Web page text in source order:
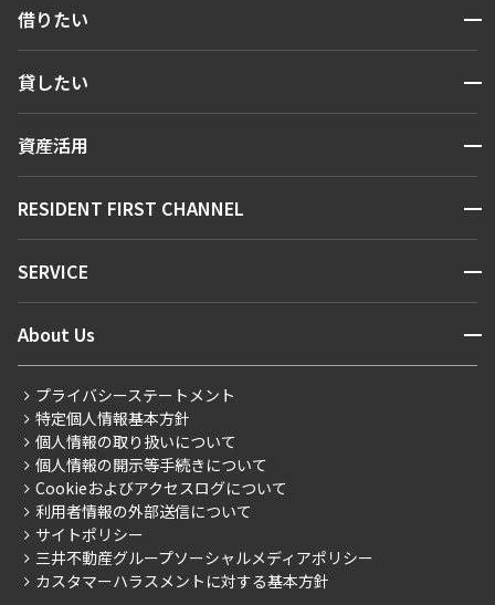
借りたい 開閉
人気エリアから探す
新着情報から探す
新着募集情報
こだわりから探す
こだわり一覧
プレミアムマンション
新築
当社限定（港区・渋谷区）
当社限定（港区・渋谷区以外）
三井不動産企画
貸したい 開閉
お問い合わせ
資産活用 開閉
お問い合わせ
RESIDENT FIRST CHANNEL 開閉
マンションレポート
住まいのコラム
SERVICE 開閉
会員ページ
ご入居・提携サービス
お部屋探しからご契約まで
よくあるご質問
社宅紹介
【仲介会社様向け】当社仲介事業部取り扱い物件入居申込
About Us 開閉
会社情報
事業案内
採用情報
ニュースリリース
お問い合わせ
プライバシーステートメント
特定個人情報基本方針
個人情報の取り扱いについて
個人情報の開示等手続きについて
Cookieおよびアクセスログについて
利用者情報の外部送信について
サイトポリシー
三井不動産グループソーシャルメディアポリシー
カスタマーハラスメントに対する基本方針